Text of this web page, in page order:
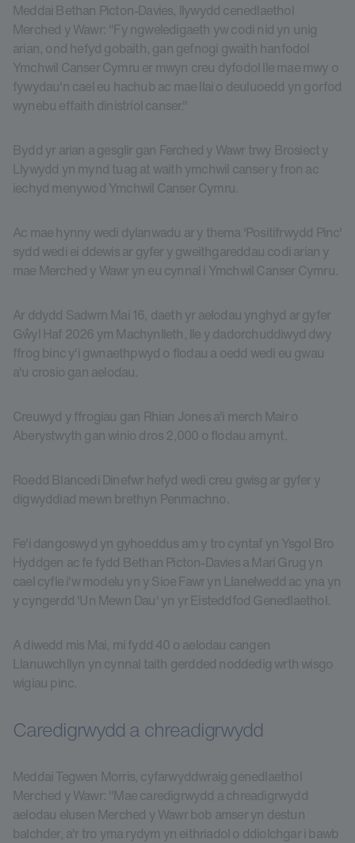
Meddai Bethan Picton-Davies, llywydd cenedlaethol
Merched y Wawr: "Fy ngweledigaeth yw codi nid yn unig
arian, ond hefyd gobaith, gan gefnogi gwaith hanfodol
Ymchwil Canser Cymru er mwyn creu dyfodol lle mae mwy o
fywydau'n cael eu hachub ac mae llai o deuluoedd yn gorfod
wynebu effaith dinistriol canser."
Bydd yr arian a gesglir gan Ferched y Wawr trwy Brosiect y
Llywydd yn mynd tuag at waith ymchwil canser y fron ac
iechyd menywod Ymchwil Canser Cymru.
Ac mae hynny wedi dylanwadu ar y thema 'Positifrwydd Pinc'
sydd wedi ei ddewis ar gyfer y gweithgareddau codi arian y
mae Merched y Wawr yn eu cynnal i Ymchwil Canser Cymru.
Ar ddydd Sadwrn Mai 16, daeth yr aelodau ynghyd ar gyfer
Gŵyl Haf 2026 ym Machynlleth, lle y dadorchuddiwyd dwy
ffrog binc y'i gwnaethpwyd o flodau a oedd wedi eu gwau
a'u crosio gan aelodau.
Creuwyd y ffrogiau gan Rhian Jones a'i merch Mair o
Aberystwyth gan winio dros 2,000 o flodau arnynt.
Roedd Blancedi Dinefwr hefyd wedi creu gwisg ar gyfer y
digwyddiad mewn brethyn Penmachno.
Fe'i dangoswyd yn gyhoeddus am y tro cyntaf yn Ysgol Bro
Hyddgen ac fe fydd Bethan Picton-Davies a Mari Grug yn
cael cyfle i'w modelu yn y Sioe Fawr yn Llanelwedd ac yna yn
y cyngerdd 'Un Mewn Dau' yn yr Eisteddfod Genedlaethol.
A diwedd mis Mai, mi fydd 40 o aelodau cangen
Llanuwchllyn yn cynnal taith gerdded noddedig wrth wisgo
wigiau pinc.
Caredigrwydd a chreadigrwydd
Meddai Tegwen Morris, cyfarwyddwraig genedlaethol
Merched y Wawr: "Mae caredigrwydd a chreadigrwydd
aelodau elusen Merched y Wawr bob amser yn destun
balchder, a'r tro yma rydym yn eithriadol o ddiolchgar i bawb